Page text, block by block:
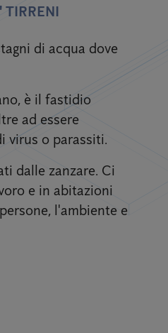
TIRRENI
di acqua dove
è il fastidio
ad essere
virus o parassiti.
dalle zanzare. Ci
e in abitazioni
l'ambiente e